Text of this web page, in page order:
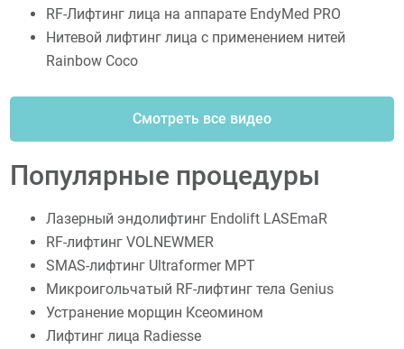
RF-Лифтинг лица на аппарате EndyMed PRO
Нитевой лифтинг лица c применением нитей
Rainbow Coco
Смотреть все видео
Популярные процедуры
Лазерный эндолифтинг Endolift LASEmaR
RF-лифтинг VOLNEWMER
SMAS-лифтинг Ultraformer MPT
Микроигольчатый RF-лифтинг тела Genius
Устранение морщин Ксеомином
Лифтинг лица Radiesse